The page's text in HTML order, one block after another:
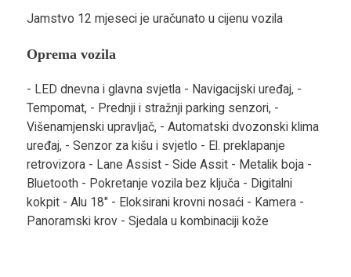
Jamstvo 12 mjeseci je uračunato u cijenu vozila
Oprema vozila
- LED dnevna i glavna svjetla - Navigacijski uređaj, -
Tempomat, - Prednji i stražnji parking senzori, -
Višenamjenski upravljač, - Automatski dvozonski klima
uređaj, - Senzor za kišu i svjetlo - El. preklapanje
retrovizora - Lane Assist - Side Assit - Metalik boja -
Bluetooth - Pokretanje vozila bez ključa - Digitalni
kokpit - Alu 18" - Eloksirani krovni nosaći - Kamera -
Panoramski krov - Sjedala u kombinaciji kože